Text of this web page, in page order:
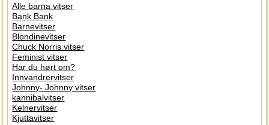
Alle barna vitser
Bank Bank
Barnevitser
Blondinevitser
Chuck Norris vitser
Feminist vitser
Har du hørt om?
Innvandrervitser
Johnny- Johnny vitser
kannibalvitser
Kelnervitser
Kjuttavitser